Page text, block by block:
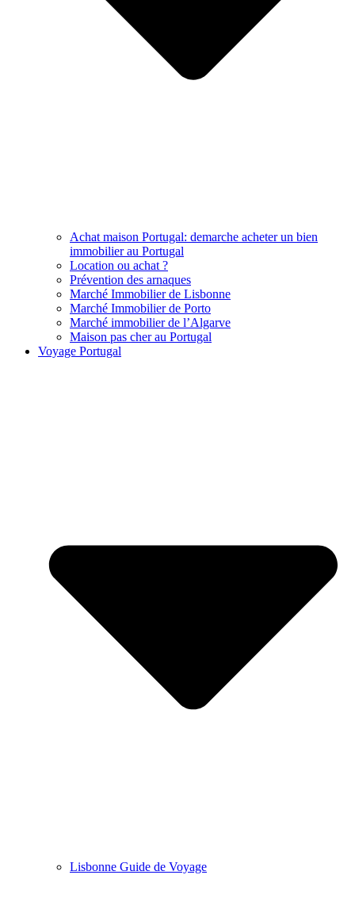
Achat maison Portugal: demarche acheter un bien
immobilier au Portugal
Location ou achat ?
Prévention des arnaques
Marché Immobilier de Lisbonne
Marché Immobilier de Porto
Marché immobilier de l’Algarve
Maison pas cher au Portugal
Voyage Portugal
Lisbonne Guide de Voyage